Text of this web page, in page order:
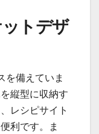
トデザ
を備えていま
縦型に収納す
レシピサイト
利です。ま